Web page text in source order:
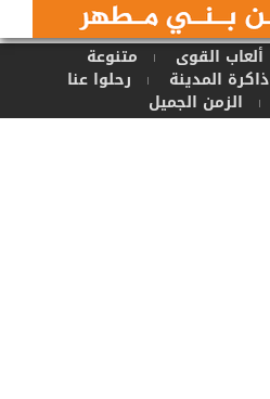
ألعاب القوى متنوعة
ذاكرة المدينة رحلوا عنا
الزمن الجميل